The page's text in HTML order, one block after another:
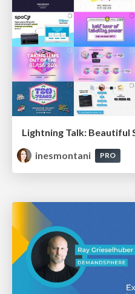
Lightning Talk: Beautiful
inesmontani
PRO